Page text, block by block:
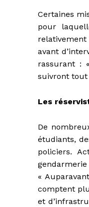
Certaines
pour
relativement
avant
rassurant :
suivront tout
Les
De
étudiants,
policiers.
«
comptent
et